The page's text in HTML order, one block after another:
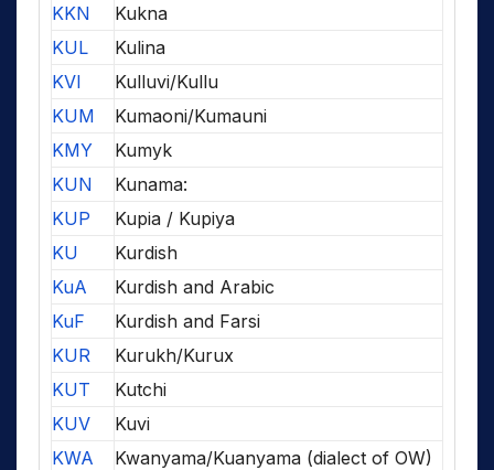
KKN
Kukna
KUL
Kulina
KVI
Kulluvi/Kullu
KUM
Kumaoni/Kumauni
KMY
Kumyk
KUN
Kunama:
KUP
Kupia / Kupiya
KU
Kurdish
KuA
Kurdish and Arabic
KuF
Kurdish and Farsi
KUR
Kurukh/Kurux
KUT
Kutchi
KUV
Kuvi
KWA
Kwanyama/Kuanyama (dialect of OW)